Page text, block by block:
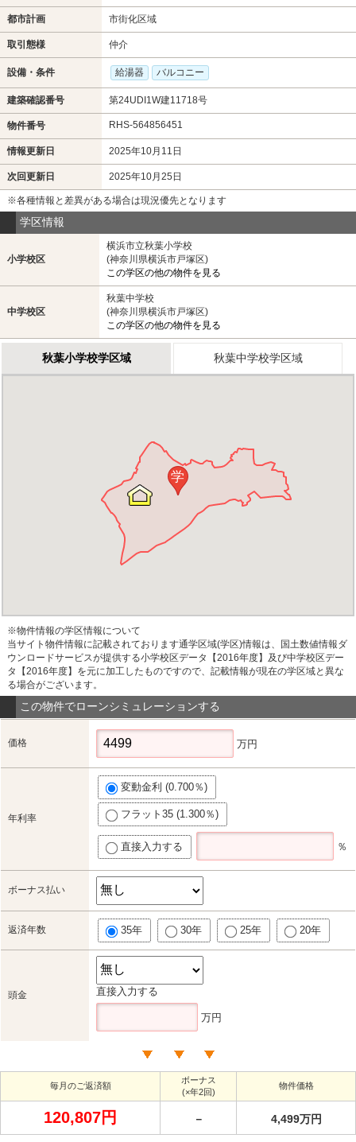
都市計画 市街化区域
取引態様 仲介
設備・条件 給湯器 バルコニー
建築確認番号 第24UDI1W建11718号
物件番号 RHS-564856451
情報更新日 2025年10月11日
次回更新日 2025年10月25日
※各種情報と差異がある場合は現況優先となります
学区情報
小学校区
横浜市立秋葉小学校
(神奈川県横浜市戸塚区)
この学区の他の物件を見る
中学校区
秋葉中学校
(神奈川県横浜市戸塚区)
この学区の他の物件を見る
秋葉小学校学区域 秋葉中学校学区域
学
※物件情報の学区情報について
当サイト物件情報に記載されております通学区域(学区)情報は、国土数値情報ダ
ウンロードサービスが提供する小学校区データ【2016年度】及び中学校区デー
タ【2016年度】を元に加工したものですので、記載情報が現在の学区域と異な
る場合がございます。
この物件でローンシミュレーションする
価格 万円
年利率
変動金利 (0.700％)
フラット35 (1.300％)
直接入力する ％
ボーナス払い
返済年数 35年 30年 25年 20年
頭金 直接入力する
万円
毎月のご返済額
ボーナス
(×年2回)
物件価格
120,807円 － 4,499万円